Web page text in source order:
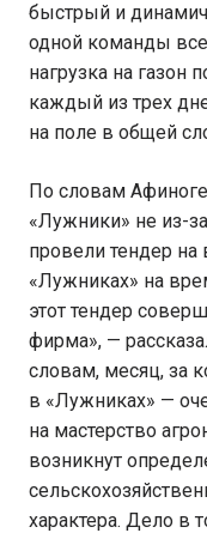
быстрый и
одной команды
нагрузка на газон
каждый из трех
на поле в общей
По словам
«Лужники» не из-
провели тендер
«Лужниках» на
этот тендер
фирма», —
словам, месяц, за
в «Лужниках» —
на мастерство
возникнут
характера. Дело в